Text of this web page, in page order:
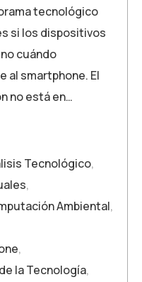
tecnológico
si los dispositivos
cuándo
al smartphone. El
no está en…
Tecnológico,
,
Ambiental,
,
la Tecnología,